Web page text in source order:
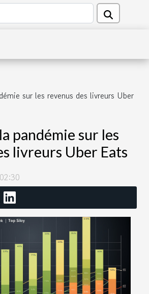
sur les revenus des livreurs Uber
pandémie sur les
livreurs Uber Eats